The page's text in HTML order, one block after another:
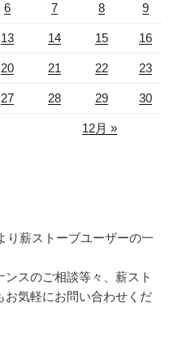
6 7 8 9
13 14 15 16
20 21 22 23
27 28 29 30
12月 »
り薪ストーブユーザーの一
スのご相談等々、薪スト
お気軽にお問い合わせくだ